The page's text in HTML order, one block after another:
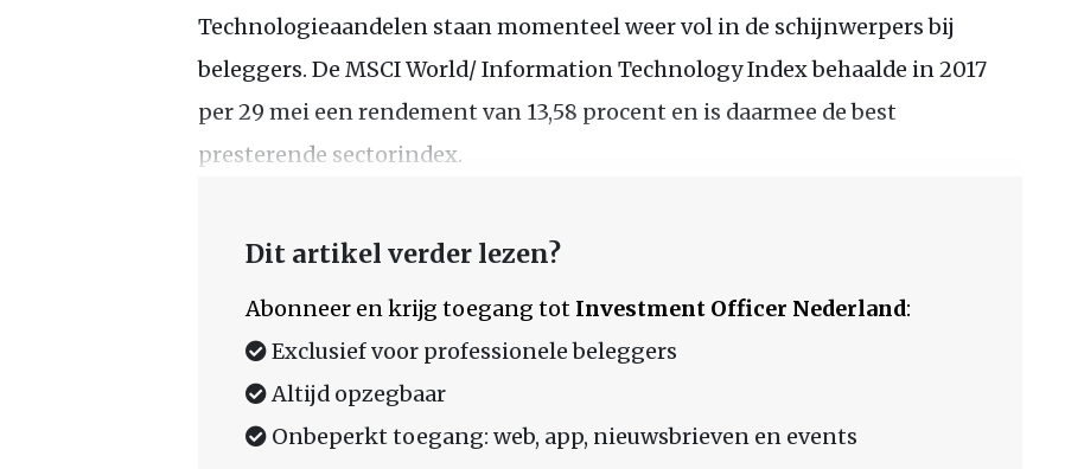
Technologieaandelen staan momenteel weer vol in de schijnwerpers bij
beleggers. De MSCI World/ Information Technology Index behaalde in 2017
per 29 mei een rendement van 13,58 procent en is daarmee de best
presterende sectorindex.
Dit artikel verder lezen?
Abonneer en krijg toegang tot Investment Officer Nederland:
Exclusief voor professionele beleggers
Altijd opzegbaar
Onbeperkt toegang: web, app, nieuwsbrieven en events